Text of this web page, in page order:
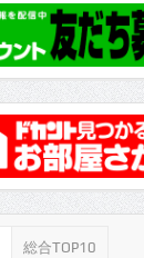
総合TOP10